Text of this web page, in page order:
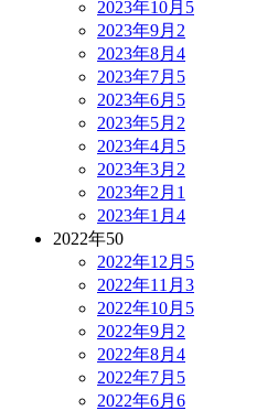
2023年10月 5
2023年9月 2
2023年8月 4
2023年7月 5
2023年6月 5
2023年5月 2
2023年4月 5
2023年3月 2
2023年2月 1
2023年1月 4
2022年50
2022年12月 5
2022年11月 3
2022年10月 5
2022年9月 2
2022年8月 4
2022年7月 5
2022年6月 6